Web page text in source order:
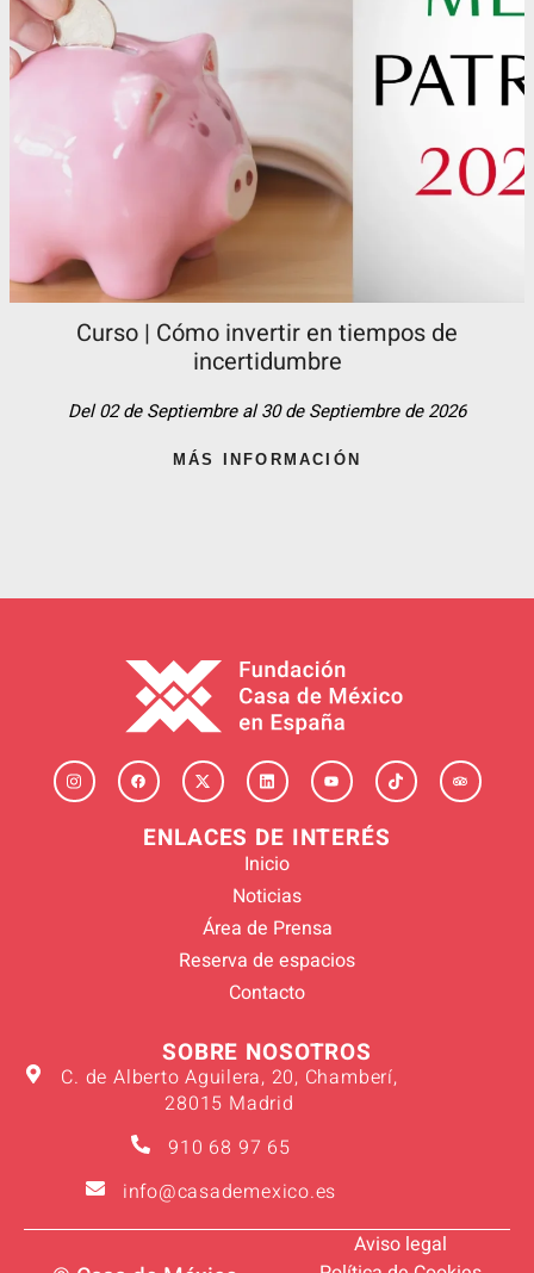
Curso | Cómo invertir en tiempos de
incertidumbre
Del 02 de Septiembre al 30 de Septiembre de 2026
MÁS INFORMACIÓN
ENLACES DE INTERÉS
Inicio
Noticias
Área de Prensa
Reserva de espacios
Contacto
SOBRE NOSOTROS
C. de Alberto Aguilera, 20, Chamberí,
28015 Madrid
910 68 97 65
info@casademexico.es
Aviso legal